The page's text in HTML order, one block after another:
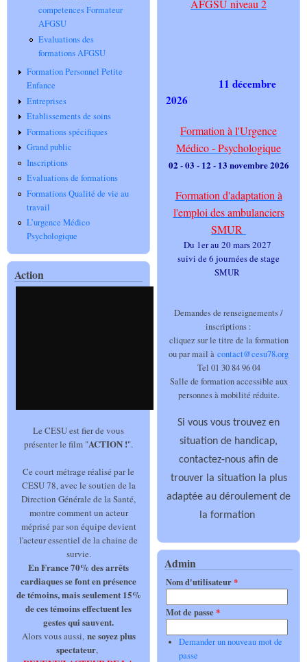
competences Formateur
AFGSU
Evaluations des
formations AFGSU
Formation Personnel Petite
Enfance
Entreprises
Etablissements de soins
Formations spécifiques
Grand public
Inscriptions
Evaluations de formations
Formations Qualité de vie au
travail
L’urgence Médico
Psychologique
Action
Le CESU est fier de vous
présenter le film "ACTION !".
Ce court métrage réalisé par le
CESU 78, avec le soutien de la
Direction Générale de la Santé,
montre comment un acteur
méprisé par son équipe devient
l'acteur essentiel de la chaine de
survie.
En France 70% des arrêts
cardiaques se font en présence
de témoins, mais seulement 15%
de ces témoins effectuent les
gestes qui sauvent.
Alors vous aussi, ne soyez plus
spectateur,
AFGSU niveau 2
11 décembre
2026
Formation à l'Urgence
Médico - Psychologique
02 - 03 - 12 - 13 novembre 2026
Formation d'adaptation à
l'emploi des ambulanciers
SMUR
Du 1er au 20 mars 2027
suivi de 6 journées de stage
SMUR
Demandes de renseignements /
inscriptions :
cliquez sur le titre de la formation
ou par mail à contact@cesu78.org
Tel 01 30 84 96 04
Salle de formation accessible aux
personnes à mobilité réduite.
Si vous vous trouvez en
situation de handicap,
contactez-nous afin de
trouver la situation la plus
adaptée au déroulement de
la formation
Admin
Nom d'utilisateur*
Mot de passe*
Demander un nouveau mot de
passe